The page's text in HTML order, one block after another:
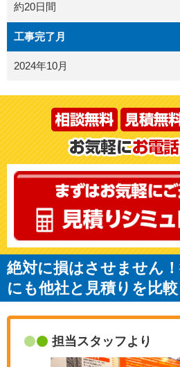
約20日間
工事完了月
2024年10月
絶対に損はさせません
にも他社と見積りを比
担当スタッフより